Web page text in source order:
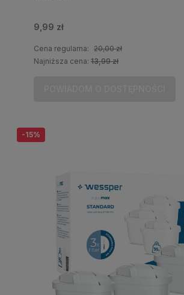
9,99 zł
Cena regularna: 20,00 zł
Najniższa cena: 13,99 zł
-15%